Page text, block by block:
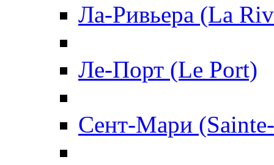
Ла-Ривьера (La
Ле-Порт (Le Port)
Сент-Мари